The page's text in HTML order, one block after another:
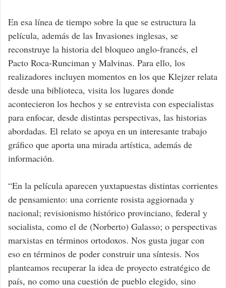
En esa línea de tiempo sobre la que se estructura la
película, además de las Invasiones inglesas, se
reconstruye la historia del bloqueo anglo-francés, el
Pacto Roca-Runciman y Malvinas. Para ello, los
realizadores incluyen momentos en los que Klejzer relata
desde una biblioteca, visita los lugares donde
acontecieron los hechos y se entrevista con especialistas
para enfocar, desde distintas perspectivas, las historias
abordadas. El relato se apoya en un interesante trabajo
gráfico que aporta una mirada artística, además de
información.
“En la película aparecen yuxtapuestas distintas corrientes
de pensamiento: una corriente rosista aggiornada y
nacional; revisionismo histórico provinciano, federal y
socialista, como el de (Norberto) Galasso; o perspectivas
marxistas en términos ortodoxos. Nos gusta jugar con
eso en términos de poder construir una síntesis. Nos
planteamos recuperar la idea de proyecto estratégico de
país, no como una cuestión de pueblo elegido, sino